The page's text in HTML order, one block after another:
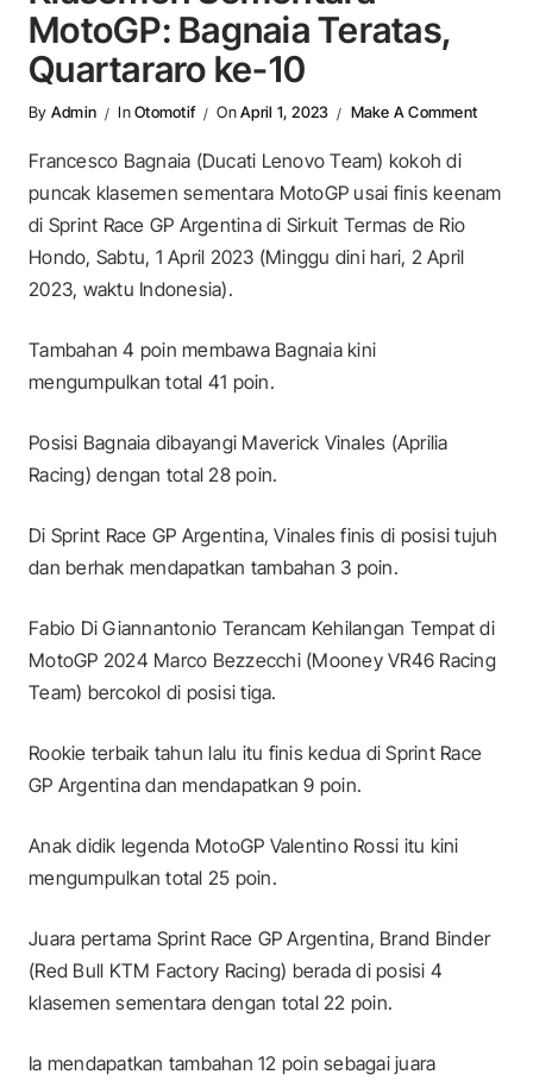
MotoGP: Bagnaia Teratas,
Quartararo ke-10
By Admin InOtomotif OnApril 1, 2023 Make A CommentOn
Francesco Bagnaia (Ducati Lenovo Team) kokoh di
puncak klasemen sementara MotoGP usai finis keenam
di Sprint Race GP Argentina di Sirkuit Termas de Rio
Hondo, Sabtu, 1 April 2023 (Minggu dini hari, 2 April
2023, waktu Indonesia).
Tambahan 4 poin membawa Bagnaia kini
mengumpulkan total 41 poin.
Posisi Bagnaia dibayangi Maverick Vinales (Aprilia
Racing) dengan total 28 poin.
Di Sprint Race GP Argentina, Vinales finis di posisi tujuh
dan berhak mendapatkan tambahan 3 poin.
Fabio Di Giannantonio Terancam Kehilangan Tempat di
MotoGP 2024 Marco Bezzecchi (Mooney VR46 Racing
Team) bercokol di posisi tiga.
Rookie terbaik tahun lalu itu finis kedua di Sprint Race
GP Argentina dan mendapatkan 9 poin.
Anak didik legenda MotoGP Valentino Rossi itu kini
mengumpulkan total 25 poin.
Juara pertama Sprint Race GP Argentina, Brand Binder
(Red Bull KTM Factory Racing) berada di posisi 4
klasemen sementara dengan total 22 poin.
Ia mendapatkan tambahan 12 poin sebagai juara